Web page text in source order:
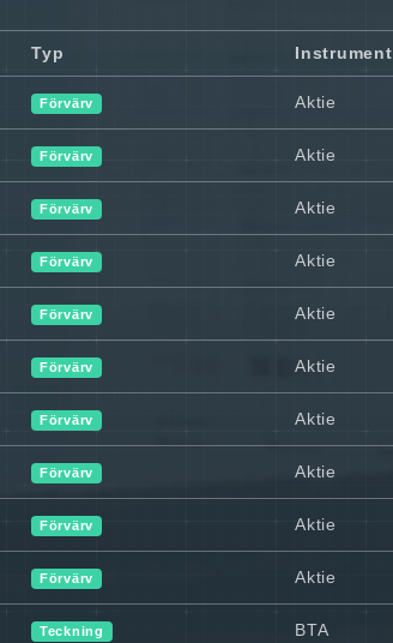
Typ Instrument
Förvärv Aktie
Förvärv Aktie
Förvärv Aktie
Förvärv Aktie
Förvärv Aktie
Förvärv Aktie
Förvärv Aktie
Förvärv Aktie
Förvärv Aktie
Förvärv Aktie
Teckning BTA